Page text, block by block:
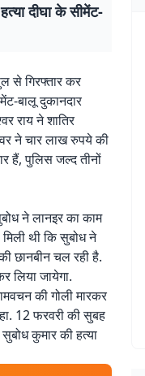
दीघा के सीमेंट-
से गिरफ्तार कर
बालू दुकानदार
राय ने शातिर
ने चार लाख रुपये की
हैं, पुलिस जल्द तीनों
ने लानइर का काम
थी कि सुबोध ने
छानबीन चल रही है.
लिया जायेगा.
की गोली मारकर
12 फरवरी की सुबह
कुमार की हत्या